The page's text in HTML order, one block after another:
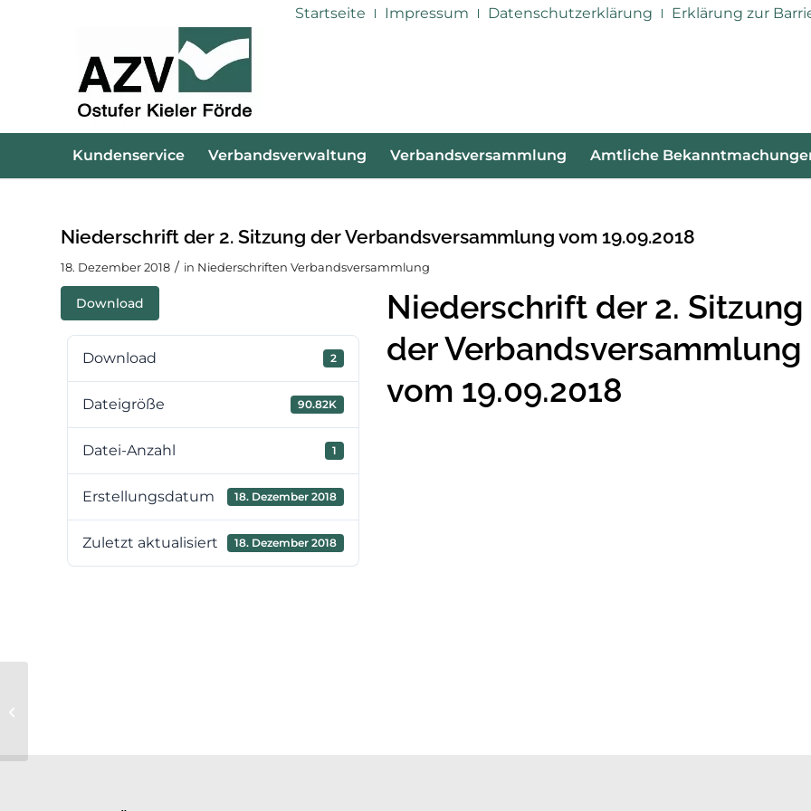
Startseite Impressum Datenschutzerklärung Erklärung zur
Kundenservice Verbandsverwaltung Verbandsversammlung Amtliche
Niederschrift der 2. Sitzung der Verbandsversammlung vom 19.09.2018
18. Dezember 2018 / in Niederschriften Verbandsversammlung
Download
Download 2
Dateigröße 90.82K
Datei-Anzahl 1
Erstellungsdatum 18. Dezember 2018
Zuletzt aktualisiert 18. Dezember 2018
Niederschrift der 2. Sitzung
der Verbandsversammlung
vom 19.09.2018